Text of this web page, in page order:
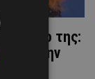
της:
την